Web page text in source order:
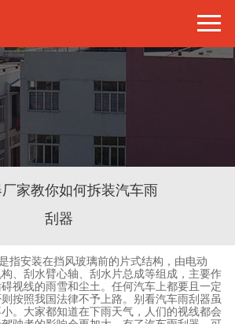
家教你如何拆装汽车雨
刮器
安装在挡风玻璃前的片式结构，由电动
、刮水臂心轴、刮水片总成等组成，主要作
视线的雨雪和尘土。任何汽车上都要且一定
则按照我国法律不予上路。别看汽车雨刮器虽
。大家都知道在下雨天气，人们的视线都会